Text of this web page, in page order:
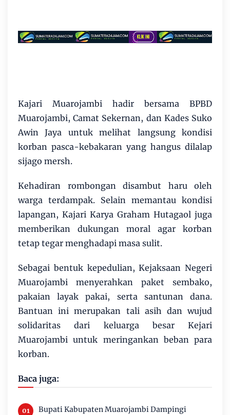
Kajari Muarojambi hadir bersama BPBD
Muarojambi, Camat Sekernan, dan Kades Suko
Awin Jaya untuk melihat langsung kondisi
korban pasca-kebakaran yang hangus dilalap
sijago mersh.
Kehadiran rombongan disambut haru oleh
warga terdampak. Selain memantau kondisi
lapangan, Kajari Karya Graham Hutagaol juga
memberikan dukungan moral agar korban
tetap tegar menghadapi masa sulit.
Sebagai bentuk kepedulian, Kejaksaan Negeri
Muarojambi menyerahkan paket sembako,
pakaian layak pakai, serta santunan dana.
Bantuan ini merupakan tali asih dan wujud
solidaritas dari keluarga besar Kejari
Muarojambi untuk meringankan beban para
korban.
Baca juga:
Bupati Kabupaten Muarojambi Dampingi